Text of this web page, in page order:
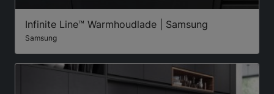
Infinite Line™ Warmhoudlade | Samsung
Samsung